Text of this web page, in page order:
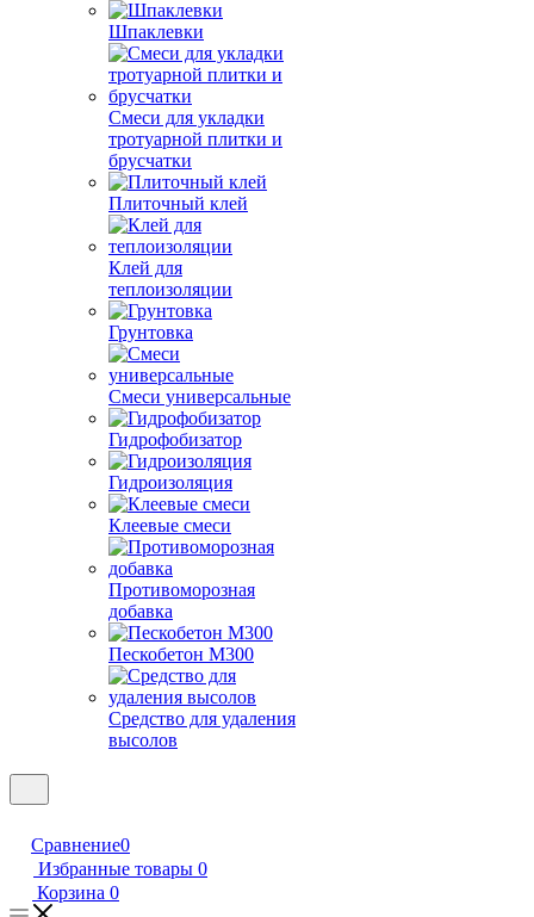
Шпаклевки
Смеси для укладки
тротуарной плитки и
брусчатки
Плиточный клей
Клей для
теплоизоляции
Грунтовка
Смеси универсальные
Гидрофобизатор
Гидроизоляция
Клеевые смеси
Противоморозная
добавка
Пескобетон М300
Средство для удаления
высолов
Сравнение0
Избранные товары 0
Корзина 0